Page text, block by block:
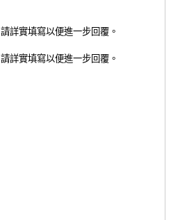
請詳實填寫以便進一步回覆。
請詳實填寫以便進一步回覆。